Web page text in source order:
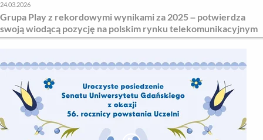
24.03.2026
Grupa Play z rekordowymi wynikami za 2025 – potwierdza
swoją wiodącą pozycję na polskim rynku telekomunikacyjnym